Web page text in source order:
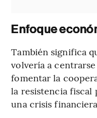
Enfoque
También significa
volvería a
fomentar la
la resistencia fiscal
una crisis